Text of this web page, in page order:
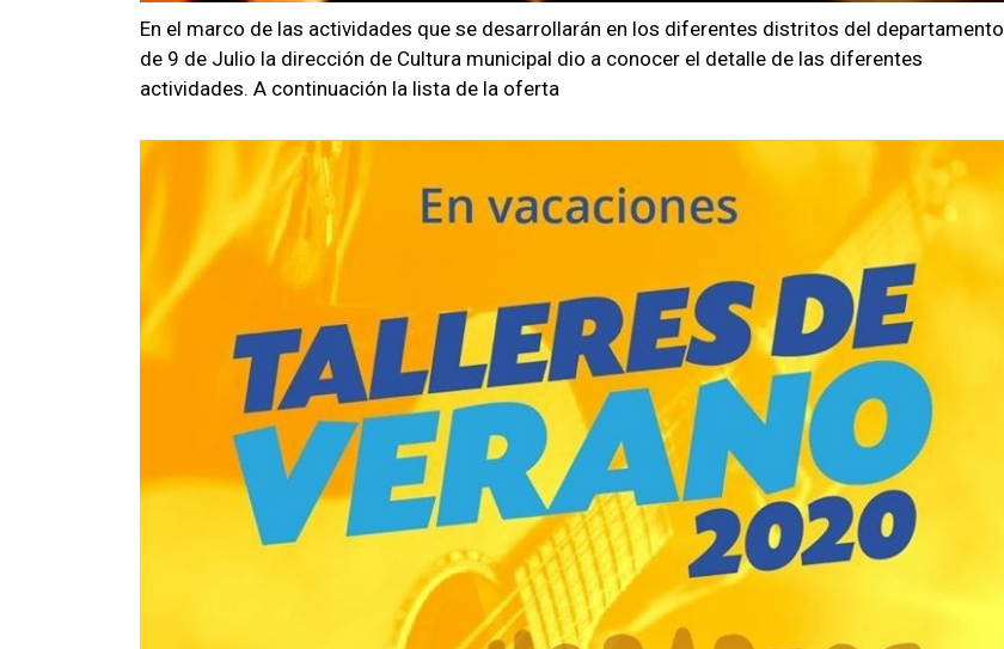
En el marco de las actividades que se desarrollarán en los diferentes distritos del departamento
de 9 de Julio la dirección de Cultura municipal dio a conocer el detalle de las diferentes
actividades. A continuación la lista de la oferta